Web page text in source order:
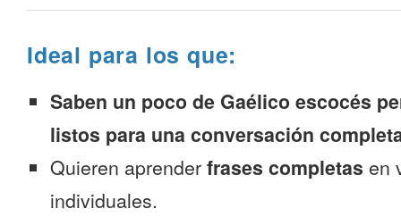
Ideal para los que:
Saben un poco de Gaélico escocés
listos para una conversación
Quieren aprender frases completas en
individuales.